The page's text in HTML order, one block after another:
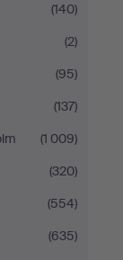
(140)
(2)
(95)
(137)
(1 009)
(320)
(554)
(635)